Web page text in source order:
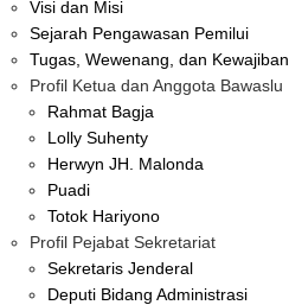
Visi dan Misi
Sejarah Pengawasan Pemilui
Tugas, Wewenang, dan Kewajiban
Profil Ketua dan Anggota Bawaslu
Rahmat Bagja
Lolly Suhenty
Herwyn JH. Malonda
Puadi
Totok Hariyono
Profil Pejabat Sekretariat
Sekretaris Jenderal
Deputi Bidang Administrasi